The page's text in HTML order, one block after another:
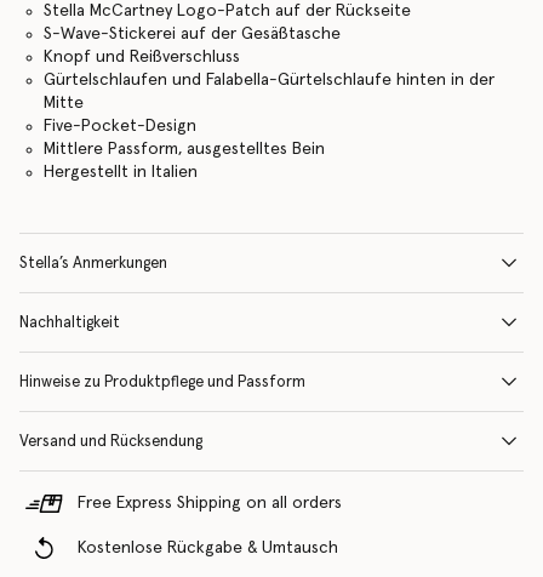
Stella McCartney Logo-Patch auf der Rückseite
S-Wave-Stickerei auf der Gesäßtasche
Knopf und Reißverschluss
Gürtelschlaufen und Falabella-Gürtelschlaufe hinten in der
Mitte
Five-Pocket-Design
Mittlere Passform, ausgestelltes Bein
Hergestellt in Italien
Stella’s Anmerkungen
Nachhaltigkeit
Hinweise zu Produktpflege und Passform
Versand und Rücksendung
Free Express Shipping on all orders
Kostenlose Rückgabe & Umtausch